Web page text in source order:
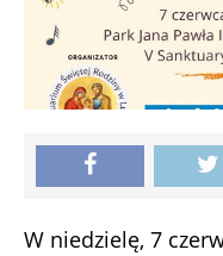
W niedzielę, 7